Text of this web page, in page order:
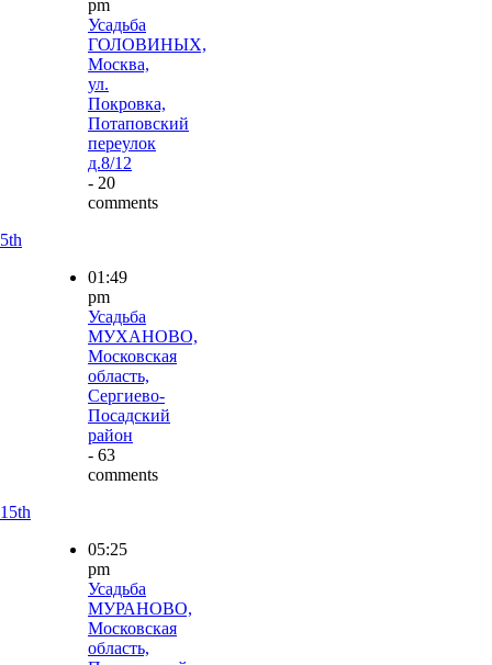
pm
Усадьба
ГОЛОВИНЫХ,
Москва,
ул.
Покровка,
Потаповский
переулок
д.8/12
- 20
comments
5th
01:49
pm
Усадьба
МУХАНОВО,
Московская
область,
Сергиево-
Посадский
район
- 63
comments
15th
05:25
pm
Усадьба
МУРАНОВО,
Московская
область,